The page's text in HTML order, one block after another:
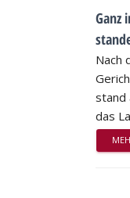
Ganz
Nach
stand
das